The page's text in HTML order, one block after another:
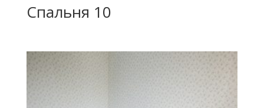
Спальня 10